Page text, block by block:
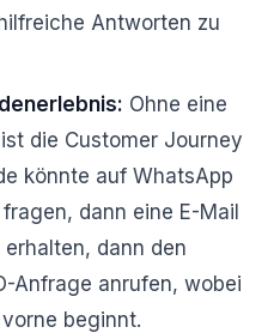
Antworten zu
Ohne eine
die Customer Journey
könnte auf WhatsApp
dann eine E-Mail
dann den
Anfrage anrufen, wobei
beginnt.